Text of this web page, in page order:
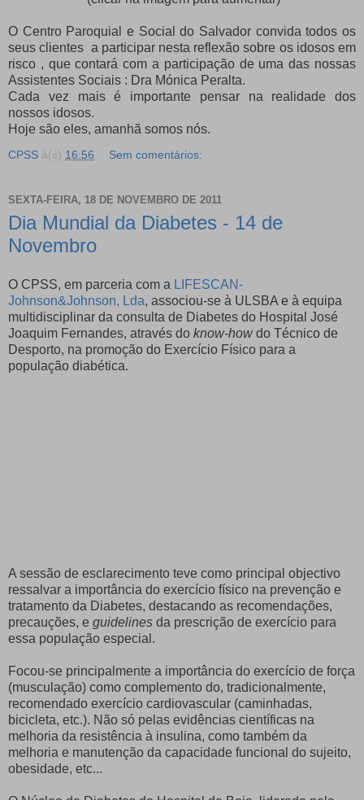
O Centro Paroquial e Social do Salvador convida todos os
seus clientes a participar nesta reflexão sobre os idosos em
risco , que contará com a participação de uma das nossas
Assistentes Sociais : Dra Mónica Peralta.
Cada vez mais é importante pensar na realidade dos
nossos idosos.
Hoje são eles, amanhã somos nós.
CPSS à(s) 16:56 Sem comentários:
SEXTA-FEIRA, 18 DE NOVEMBRO DE 2011
Dia Mundial da Diabetes - 14 de
Novembro
O CPSS, em parceria com a LIFESCAN-
Johnson&Johnson, Lda, associou-se à ULSBA e à equipa
multidisciplinar da consulta de Diabetes do Hospital José
Joaquim Fernandes, através do know-howdo Técnico de
Desporto, na promoção do Exercício Físico para a
população diabética.
A sessão de esclarecimento teve como principal objectivo
ressalvar a importância do exercício físico na prevenção e
tratamento da Diabetes, destacando as recomendações,
precauções, e guidelines da prescrição de exercício para
essa população especial.
Focou-se principalmente a importância do exercício de força
(musculação) como complemento do, tradicionalmente,
recomendado exercício cardiovascular (caminhadas,
bicicleta, etc.). Não só pelas evidências científicas na
melhoria da resistência à insulina, como também da
melhoria e manutenção da capacidade funcional do sujeito,
obesidade, etc...